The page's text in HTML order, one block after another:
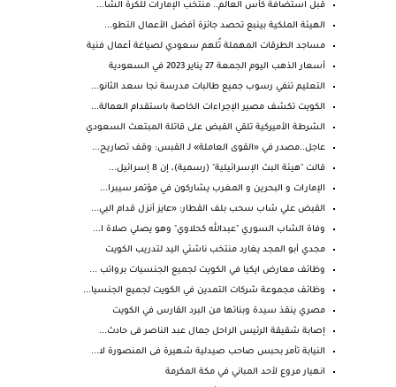
قبل استضافة كأس العالم.. منتخب الإمارات للكرة الشا...
الهيئة الملكية بينبع تحصد جائزة أفضل الأعمال التطو...
‏مساجد الطرقات المهملة تُلهم سعودي لصياغة أعمال فنية
أسعار الذهب اليوم الجمعة 27 يناير 2023 في السعودية
التعليم تنفي رسوب جميع طالبات مدرسة نجا سعد الثانو...
الكويت تكشف مصير الإجراءات الخاصة باستقدام العمالة...
الشرطة الأميركية تلقي القبض على قاتلة المبتعث السعودي
عاجل..مصدر في «القوى العاملة» لـ القبس: وقف تصاريح...
قالت "هيئة البث الإسرائيلية" (رسمية)، إن 8 إسرائيل...
الإمارات و البحرين و المغرب يشاركون في مؤتمر سيبرا...
القبض علي شاب سحب بلف القطار: «عايز أنزل قدام البي...
وفاة الشاب السوري "عبدالله كحلاوي" وهو يصلي صلاة ا...
مجدي أبو المجد يغارد منتخب ناشئي اليد لتدريب الكويت
وظائف معارض ايكيا في الكويت لجميع الجنسيات برواتب ...
وظائف مجموعة شركات التمدين في الكويت لجميع الجنسيا...
مصري ينقذ سيدة وبناتها من البرد القارس في الكويت
إصابة شقيقة الرئيس الراحل جمال عبد الناصر فى حادث...
النيابة تأمر بحبس صاحب صيدلية شهيرة فى المنصورة لا...
انهيار مروع لأحد المباني في مكة المكرمة